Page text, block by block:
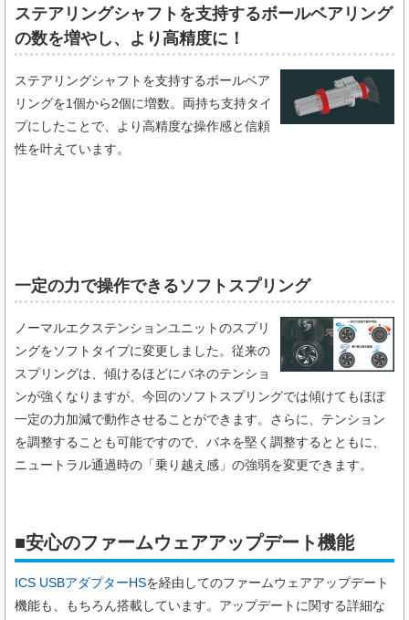
ステアリングシャフトを支持するボールベアリング
の数を増やし、より高精度に！
ステアリングシャフトを支持するボールベア
リングを1個から2個に増数。両持ち支持タイ
プにしたことで、より高精度な操作感と信頼
性を叶えています。
一定の力で操作できるソフトスプリング​
ノーマルエクステンションユニットのスプリ
ングをソフトタイプに変更しました。従来の
スプリングは、傾けるほどにバネのテンショ
ンが強くなりますが、今回のソフトスプリングでは傾けてもほぼ
一定の力加減で動作させることができます。さらに、テンション
を調整することも可能ですので、バネを堅く調整するとともに、
ニュートラル通過時の「乗り越え感」の強弱を変更できます。
■安心のファームウェアアップデート機能
ICS USBアダプターHSを経由してのファームウェアアップデート
機能も、もちろん搭載しています。アップデートに関する詳細な